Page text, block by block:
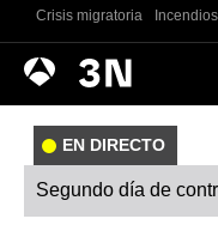
Crisis migratoria
Antena
3
Noticias
EN DIRECTO
Segundo día de